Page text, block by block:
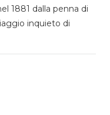
1881 dalla penna di
inquieto di